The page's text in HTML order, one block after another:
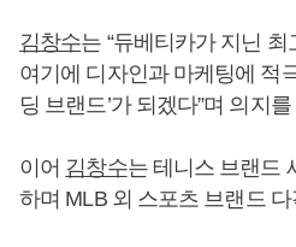
김창수는 “듀베티카가 지닌
여기에 디자인과 마케팅에 적
딩 브랜드’가 되겠다”며 의지
이어 김창수는 테니스 브랜드
하며 MLB 외 스포츠 브랜드